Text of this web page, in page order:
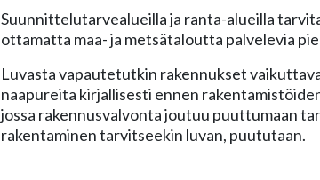
Suunnittelutarvealueilla ja ranta-alueilla
ottamatta maa- ja metsätaloutta palvelevia
Luvasta vapautetutkin rakennukset
naapureita kirjallisesti ennen
jossa rakennusvalvonta joutuu puuttumaan
rakentaminen tarvitseekin luvan, puututaan.